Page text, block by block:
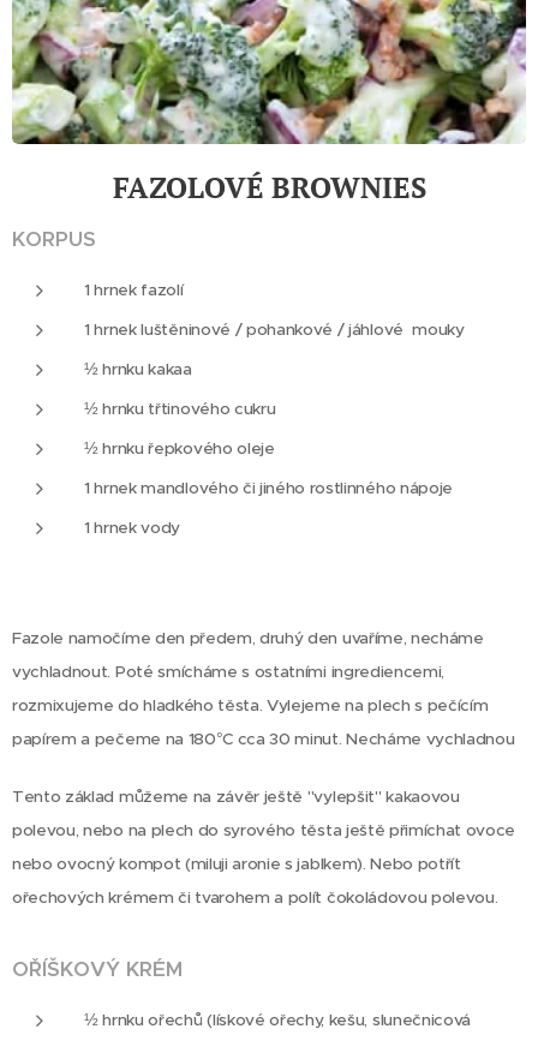
FAZOLOVÉ BROWNIES
KORPUS
1 hrnek fazolí
1 hrnek luštěninové / pohankové / jáhlové mouky
½ hrnku kakaa
½ hrnku třtinového cukru
½ hrnku řepkového oleje
1 hrnek mandlového či jiného rostlinného nápoje
1 hrnek vody
Fazole namočíme den předem, druhý den uvaříme, necháme
vychladnout. Poté smícháme s ostatními ingrediencemi,
rozmixujeme do hladkého těsta. Vylejeme na plech s pečícím
papírem a pečeme na 180°C cca 30 minut. Necháme vychladnou
Tento základ můžeme na závěr ještě "vylepšit" kakaovou
polevou, nebo na plech do syrového těsta ještě přimíchat ovoce
nebo ovocný kompot (miluji aronie s jablkem). Nebo potřít
ořechových krémem či tvarohem a polít čokoládovou polevou.
OŘÍŠKOVÝ KRÉM
½ hrnku ořechů (lískové ořechy, kešu, slunečnicová